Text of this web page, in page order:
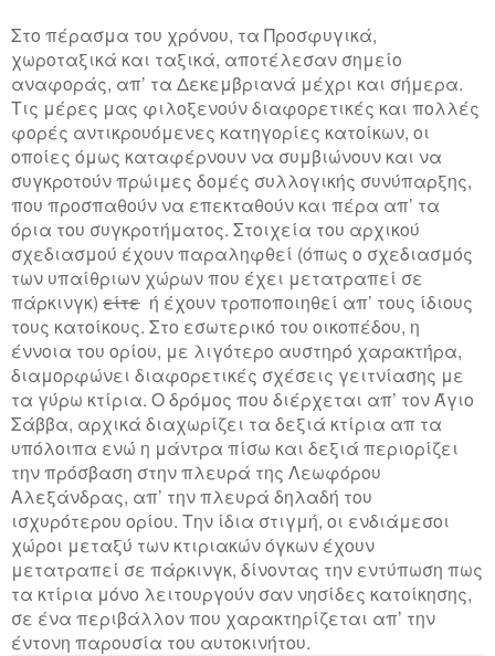
Στο πέρασμα του χρόνου, τα Προσφυγικά,
χωροταξικά και ταξικά, αποτέλεσαν σημείο
αναφοράς, απ’ τα Δεκεμβριανά μέχρι και σήμερα.
Τις μέρες μας φιλοξενούν διαφορετικές και πολλές
φορές αντικρουόμενες κατηγορίες κατοίκων, οι
οποίες όμως καταφέρνουν να συμβιώνουν και να
συγκροτούν πρώιμες δομές συλλογικής συνύπαρξης,
που προσπαθούν να επεκταθούν και πέρα απ’ τα
όρια του συγκροτήματος. Στοιχεία του αρχικού
σχεδιασμού έχουν παραληφθεί (όπως ο σχεδιασμός
των υπαίθριων χώρων που έχει μετατραπεί σε
πάρκινγκ) είτε ή έχουν τροποποιηθεί απ’ τους ίδιους
τους κατοίκους. Στο εσωτερικό του οικοπέδου, η
έννοια του ορίου, με λιγότερο αυστηρό χαρακτήρα,
διαμορφώνει διαφορετικές σχέσεις γειτνίασης με
τα γύρω κτίρια. Ο δρόμος που διέρχεται απ’ τον Άγιο
Σάββα, αρχικά διαχωρίζει τα δεξιά κτίρια απ τα
υπόλοιπα ενώ η μάντρα πίσω και δεξιά περιορίζει
την πρόσβαση στην πλευρά της Λεωφόρου
Αλεξάνδρας, απ’ την πλευρά δηλαδή του
ισχυρότερου ορίου. Την ίδια στιγμή, οι ενδιάμεσοι
χώροι μεταξύ των κτιριακών όγκων έχουν
μετατραπεί σε πάρκινγκ, δίνοντας την εντύπωση πως
τα κτίρια μόνο λειτουργούν σαν νησίδες κατοίκησης,
σε ένα περιβάλλον που χαρακτηρίζεται απ’ την
έντονη παρουσία του αυτοκινήτου.